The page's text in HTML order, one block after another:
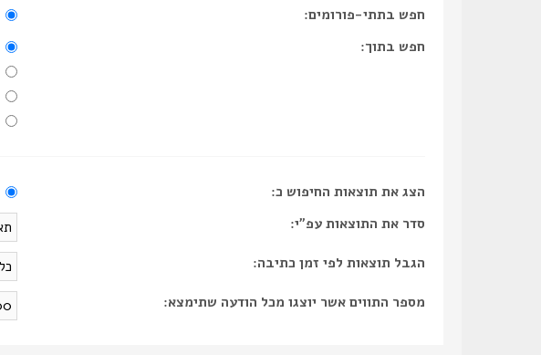
חפש בתתי-פורומים:
חפש בתוך:
הצג את תוצאות החיפוש כ:
סדר את התוצאות עפ"י:
הגבל תוצאות לפי זמן כתיבה:
מספר התווים אשר יוצגו מכל הודעה שתימצא: